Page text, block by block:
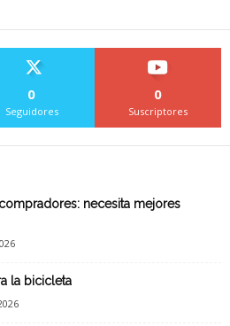
0
Seguidores
0
Suscriptores
necesita mejores
la bicicleta